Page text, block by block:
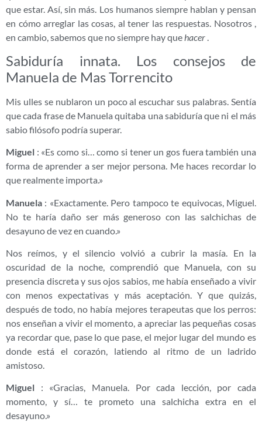
que estar. Así, sin más. Los humanos siempre hablan y pensan
en cómo arreglar las cosas, al tener las respuestas. Nosotros ,
en cambio, sabemos que no siempre hay que hacer
Sabiduría innata. Los consejos de
Manuela de Mas Torrencito
Mis ulles se nublaron un poco al escuchar sus palabras. Sentía
que cada frase de Manuela quitaba una sabiduría que ni el más
sabio filósofo podría superar.
Miguel : «Es como si… como si tener un gos fuera también una
forma de aprender a ser mejor persona. Me haces recordar lo
que realmente importa.»
Manuela : «Exactamente. Pero tampoco te equivocas, Miguel.
No te haría daño ser más generoso con las salchichas de
desayuno de vez en cuando.»
Nos reímos, y el silencio volvió a cubrir la masía. En la
oscuridad de la noche, comprendió que Manuela, con su
presencia discreta y sus ojos sabios, me había enseñado a vivir
con menos expectativas y más aceptación. Y que quizás,
después de todo, no había mejores terapeutas que los perros:
nos enseñan a vivir el momento, a apreciar las pequeñas cosas
ya recordar que, pase lo que pase, el mejor lugar del mundo es
donde está el corazón, latiendo al ritmo de un ladrido
amistoso.
Miguel : «Gracias, Manuela. Por cada lección, por cada
momento, y sí… te prometo una salchicha extra en el
desayuno.»